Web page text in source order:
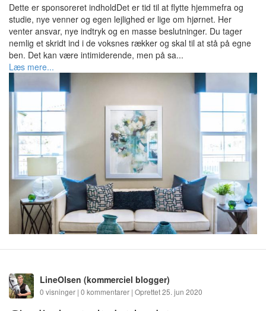
Dette er sponsoreret indholdDet er tid til at flytte hjemmefra og
studie, nye venner og egen lejlighed er lige om hjørnet. Her
venter ansvar, nye indtryk og en masse beslutninger. Du tager
nemlig et skridt ind i de voksnes rækker og skal til at stå på egne
ben. Det kan være intimiderende, men på sa...
Læs mere...
LineOlsen (kommerciel blogger)
0 visninger | 0 kommentarer | Oprettet 25. jun 2020